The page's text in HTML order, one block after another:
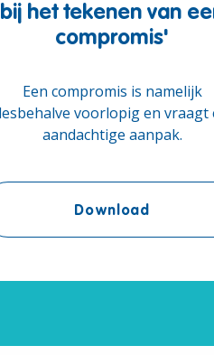
kost dat'
bij het tekenen van
compromis'
Een compromis is namelijk
voorlopig en vraagt
aandachtige aanpak.
Download Ebook